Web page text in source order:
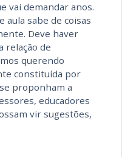
vai demandar anos.
aula sabe de coisas
Deve haver
relação de
querendo
constituída por
proponham a
educadores
vir sugestões,